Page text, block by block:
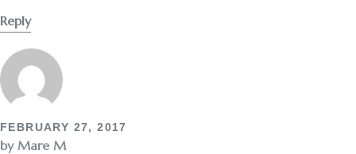
Reply
FEBRUARY 27, 2017
by Mare M